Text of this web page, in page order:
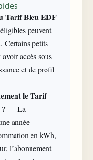
Tarif Bleu EDF
peuvent
Certains petits
accès sous
et de profil
le Tarif
— La
année
en kWh,
l’abonnement